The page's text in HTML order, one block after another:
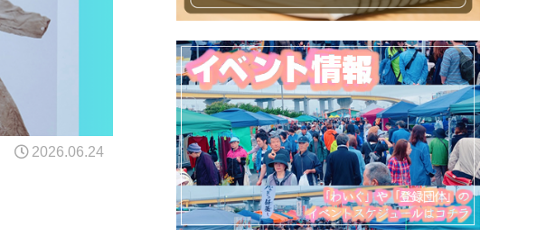
2026.06.24